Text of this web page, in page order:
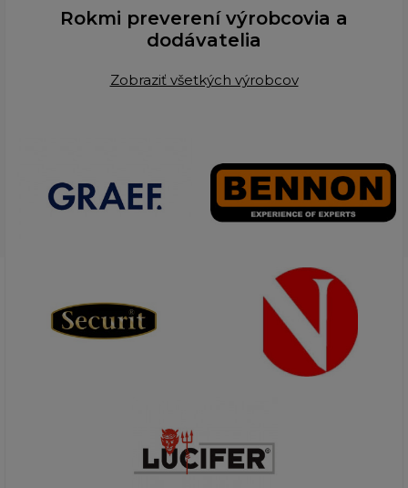
Rokmi preverení výrobcovia a
dodávatelia
Zobraziť všetkých výrobcov